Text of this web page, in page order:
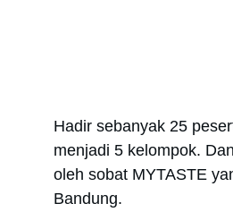
Hadir sebanyak 25
menjadi 5 kelompok.
oleh sobat MYTASTE
Bandung.